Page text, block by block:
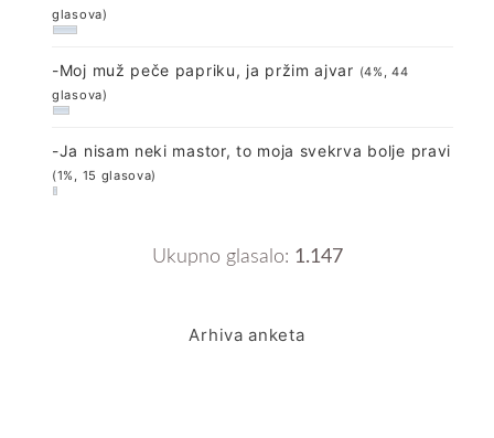
glasova)
-Moj muž peče papriku, ja pržim ajvar (4%, 44
glasova)
-Ja nisam neki mastor, to moja svekrva bolje pravi
(1%, 15 glasova)
Ukupno glasalo: 1.147
Arhiva anketa